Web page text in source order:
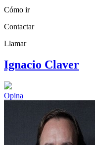
Cómo ir
Contactar
Llamar
Ignacio Claver
Opina